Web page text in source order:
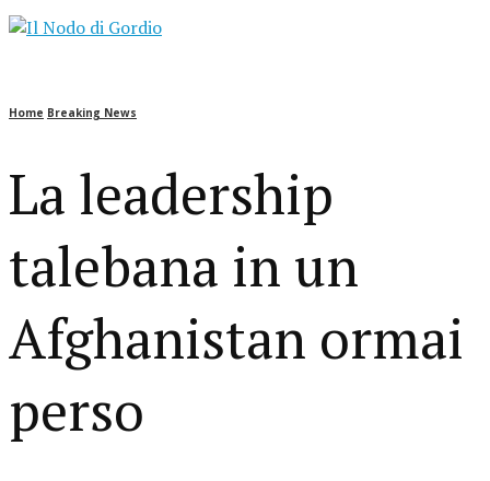
Home Breaking News
La leadership
talebana in un
Afghanistan ormai
perso